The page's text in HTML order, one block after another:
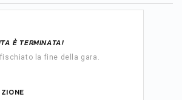
È TERMINATA!
la fine della gara.